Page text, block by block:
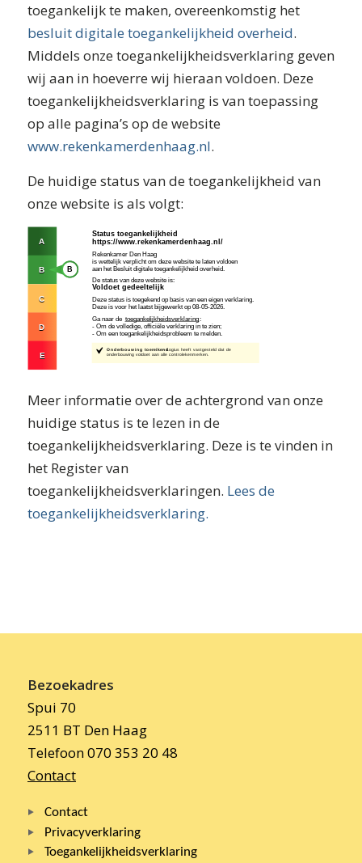
toegankelijk te maken, overeenkomstig het
besluit digitale toegankelijkheid overheid.
Middels onze toegankelijkheidsverklaring geven
wij aan in hoeverre wij hieraan voldoen. Deze
toegankelijkheidsverklaring is van toepassing
op alle pagina’s op de website
www.rekenkamerdenhaag.nl.
De huidige status van de toegankelijkheid van
onze website is als volgt:
Meer informatie over de achtergrond van onze
huidige status is te lezen in de
toegankelijkheidsverklaring. Deze is te vinden in
het Register van
toegankelijkheidsverklaringen. Lees de
toegankelijkheidsverklaring.
Bezoekadres
Spui 70
2511 BT Den Haag
Telefoon 070 353 20 48
Contact
Contact
Privacyverklaring
Toegankelijkheidsverklaring